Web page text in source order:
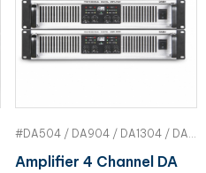
#DA504 / DA904 / DA1304 / DA1804 | FDB
Amplifier 4 Channel DA